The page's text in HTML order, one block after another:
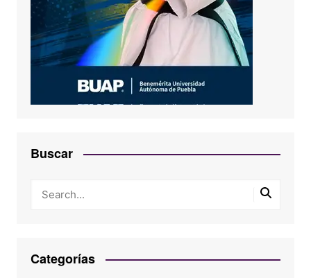
Buscar
Categorías